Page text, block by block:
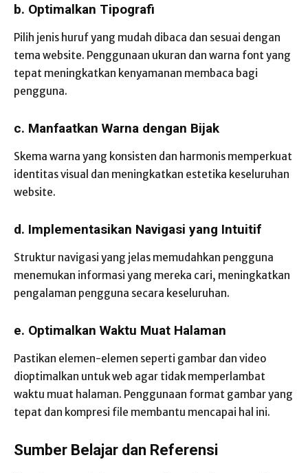
b. Optimalkan Tipografi
Pilih jenis huruf yang mudah dibaca dan sesuai dengan
tema website. Penggunaan ukuran dan warna font yang
tepat meningkatkan kenyamanan membaca bagi
pengguna.
c. Manfaatkan Warna dengan Bijak
Skema warna yang konsisten dan harmonis memperkuat
identitas visual dan meningkatkan estetika keseluruhan
website.
d. Implementasikan Navigasi yang Intuitif
Struktur navigasi yang jelas memudahkan pengguna
menemukan informasi yang mereka cari, meningkatkan
pengalaman pengguna secara keseluruhan.
e. Optimalkan Waktu Muat Halaman
Pastikan elemen-elemen seperti gambar dan video
dioptimalkan untuk web agar tidak memperlambat
waktu muat halaman. Penggunaan format gambar yang
tepat dan kompresi file membantu mencapai hal ini.
Sumber Belajar dan Referensi